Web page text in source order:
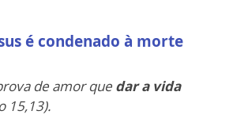
é condenado à morte
de amor que dar a vida
15,13).